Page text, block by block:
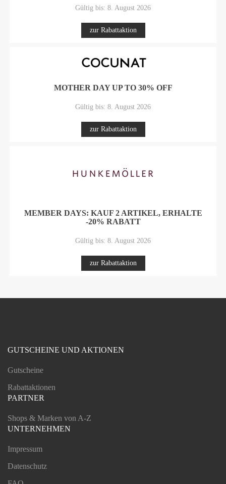
Gültig bis: 8. August 2026
zur Rabattaktion
MOTHER DAY UP TO 30% OFF
Gültig bis: 8. August 2026
zur Rabattaktion
MEMBER DAYS: KAUF 2 ARTIKEL, ERHALTE
-20% RABATT
Gültig bis: 8. August 2026
zur Rabattaktion
GUTSCHEINE UND AKTIONEN
Gutscheine
Rabattaktionen
PARTNER
Shops & Marken von A-Z
UNTERNEHMEN
Impressum
Datenschutz